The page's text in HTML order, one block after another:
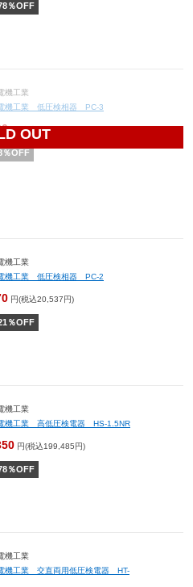
％OFF
OUT
機工業
機工業 低圧検相器 PC-3
円(税込28,160円)
％OFF
機工業
機工業 低圧検相器 PC-2
円(税込20,537円)
％OFF
機工業
機工業 高低圧検電器 HS-1.5NR
円(税込199,485円)
％OFF
機工業
機工業 交直両用低圧検電器 HT-